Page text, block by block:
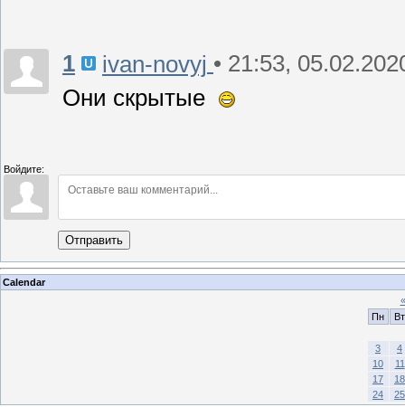
1 ivan-novyj • 21:53,
Они скрытые
Войдите:
Отправить
Calendar
«
Пн
Вт
3
4
10
11
17
18
24
25